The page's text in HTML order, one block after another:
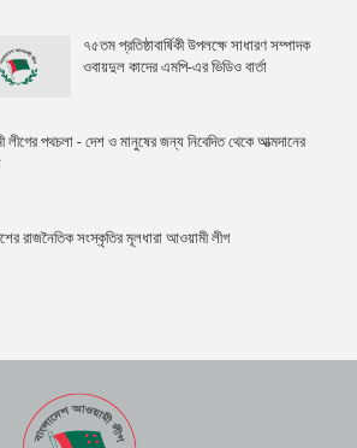
৭৫তম প্রতিষ্ঠাবার্ষিকী উপলক্ষে সাধারণ সম্পাদক
ওবায়দুল কাদের এমপি-এর ভিডিও বার্তা
লীগের পথচলা - দেশ ও মানুষের জন্য নিবেদিত থেকে আত্মদানের
রাজনৈতিক সংস্কৃতির মূলধারা আওয়ামী লীগ